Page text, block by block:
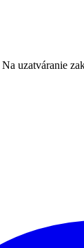
uzatváranie